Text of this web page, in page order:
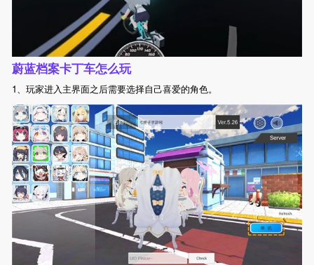
蔚蓝档案卡丁车怎么玩
1、玩家进入主界面之后需要选择自己喜爱的角色。